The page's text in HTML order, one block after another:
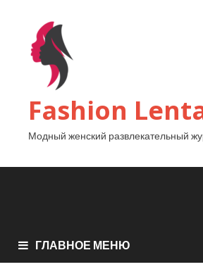
Fashion
Модный женский развлекательный
ГЛАВНОЕ МЕНЮ